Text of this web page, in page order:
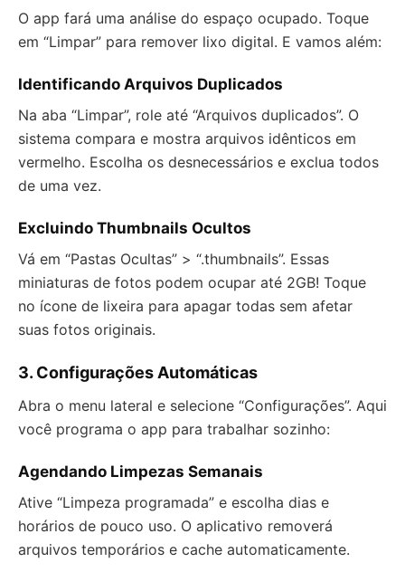
O app fará uma análise do espaço ocupado. Toque
em “Limpar” para remover lixo digital. E vamos além:
Identificando Arquivos Duplicados
Na aba “Limpar”, role até “Arquivos duplicados”. O
sistema compara e mostra arquivos idênticos em
vermelho. Escolha os desnecessários e exclua todos
de uma vez.
Excluindo Thumbnails Ocultos
Vá em “Pastas Ocultas” > “.thumbnails”. Essas
miniaturas de fotos podem ocupar até 2GB! Toque
no ícone de lixeira para apagar todas sem afetar
suas fotos originais.
3. Configurações Automáticas
Abra o menu lateral e selecione “Configurações”. Aqui
você programa o app para trabalhar sozinho:
Agendando Limpezas Semanais
Ative “Limpeza programada” e escolha dias e
horários de pouco uso. O aplicativo removerá
arquivos temporários e cache automaticamente.